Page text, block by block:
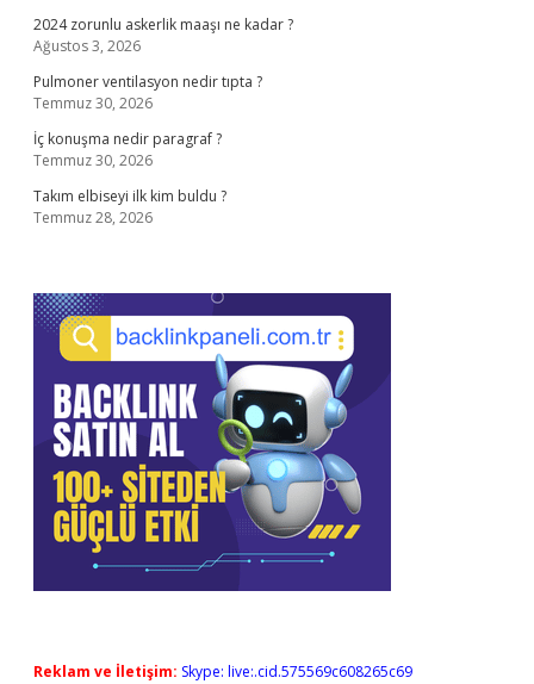
2024 zorunlu askerlik maaşı ne kadar ?
Ağustos 3, 2026
Pulmoner ventilasyon nedir tıpta ?
Temmuz 30, 2026
İç konuşma nedir paragraf ?
Temmuz 30, 2026
Takım elbiseyi ilk kim buldu ?
Temmuz 28, 2026
Reklam ve İletişim: Skype: live:.cid.575569c608265c69